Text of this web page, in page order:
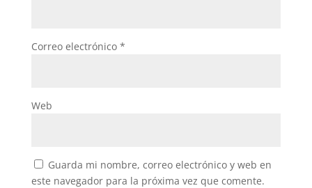
Correo electrónico *
Web
Guarda mi nombre, correo electrónico y web en
este navegador para la próxima vez que comente.